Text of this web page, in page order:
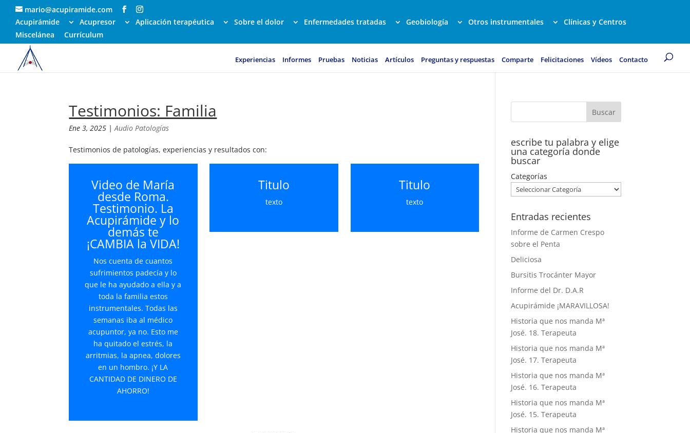
mario@acupiramide.com
Acupirámide
Acupresor Aplicación terapéutica Sobre el dolor Enfermedades tratadas Geobiología Otros instrumentales
Clínicas y Centros
Miscelánea
Currículum
Experiencias Informes Pruebas Noticias Artículos Preguntas y respuestas Comparte Felicitaciones Vídeos Contacto
Testimonios: Familia
Ene 3, 2025 |Audio Patologías
Testimonios de patologías, experiencias y resultados con:
Video de María
desde Roma.
Testimonio. La
Acupirámide y lo
demás te
¡CAMBIA la VIDA!
Nos cuenta de cuantos
sufrimientos padecía y lo
que le ha ayudado a ella y a
toda la familia estos
instrumentales. Todas las
semanas iba al médico
acupuntor, ya no. Esto me
ha quitado el estrés, la
arritmias, la apnea, dolores
en un hombro. ¡Y LA
CANTIDAD DE DINERO DE
AHORRO!
Titulo
texto
Titulo
texto
escribe tu palabra y elige
una categoría donde
buscar
Categorías
Entradas recientes
Informe de Carmen Crespo
sobre el Penta
Deliciosa
Bursitis Trocánter Mayor
Informe del Dr. D.A.R
Acupirámide ¡MARAVILLOSA!
Historia que nos manda Mª
José. 18. Terapeuta
Historia que nos manda Mª
José. 17. Terapeuta
Historia que nos manda Mª
José. 16. Terapeuta
Historia que nos manda Mª
José. 15. Terapeuta
Historia que nos manda Mª